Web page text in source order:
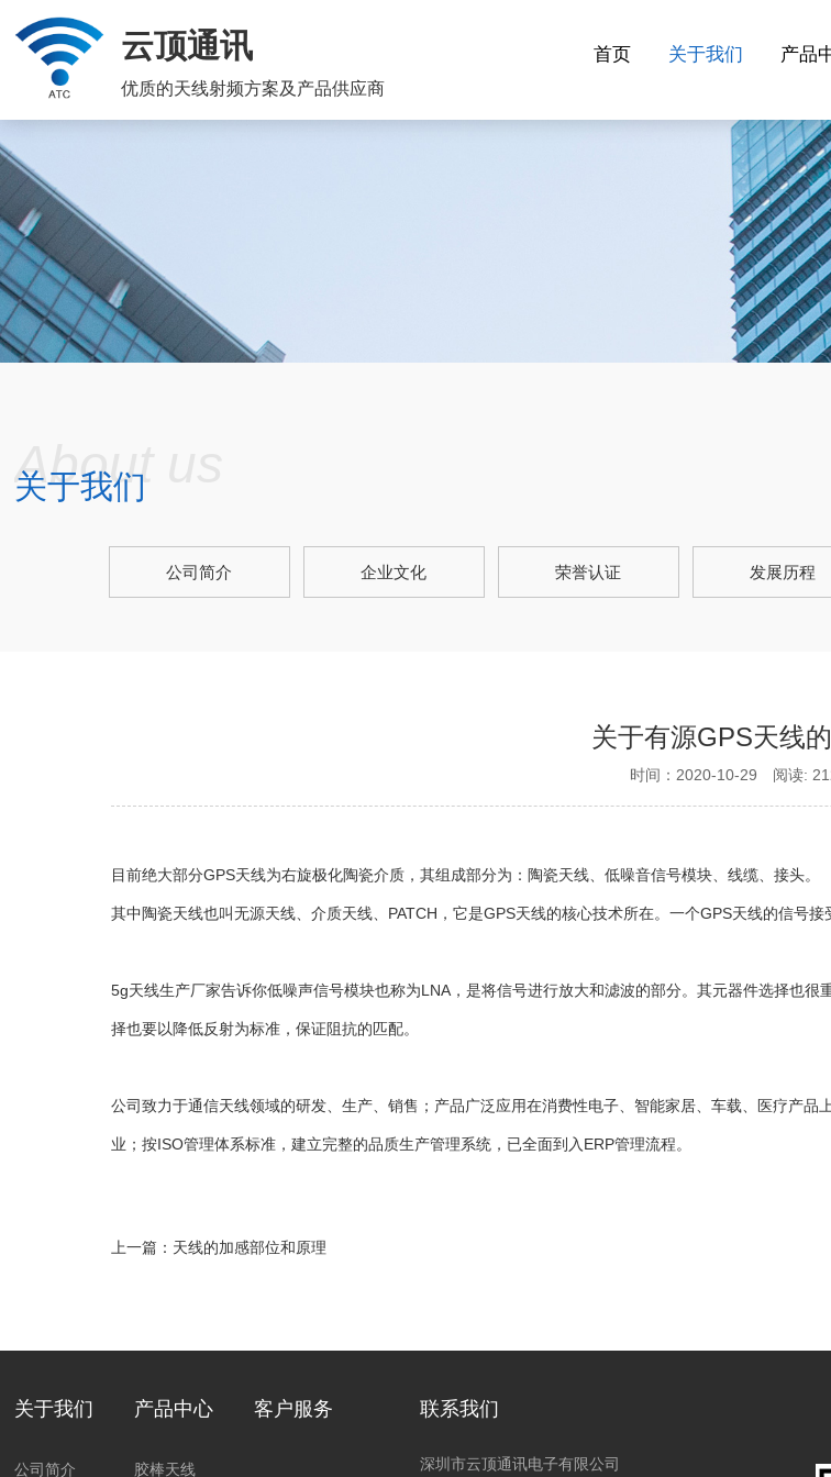
云顶通讯
优质的天线射频方案及产品供应商
首页 关于我们 产品
About us
关于我们
公司简介 企业文化 荣誉认证 发展历程
关于有源GPS天线
时间：2020-10-29 阅读:
目前绝大部分GPS天线为右旋极化陶瓷介质，其组成部分为：陶瓷天线、低噪音信号模块、线缆、接头。
其中陶瓷天线也叫无源天线、介质天线、PATCH，它是GPS天线的核心技术所在。一个GPS天线的信号接
5g天线生产厂家告诉你低噪声信号模块也称为LNA，是将信号进行放大和滤波的部分。其元器件选择也
择也要以降低反射为标准，保证阻抗的匹配。
公司致力于通信天线领域的研发、生产、销售；产品广泛应用在消费性电子、智能家居、车载、医疗产
业；按ISO管理体系标准，建立完整的品质生产管理系统，已全面到入ERP管理流程。
上一篇： 天线的加感部位和原理
关于我们
公司简介
产品中心
胶棒天线
客户服务 联系我们
深圳市云顶通讯电子有限公司